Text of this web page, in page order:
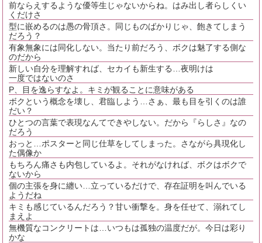
前ならえするような優等生じゃないからね。はみ出し者らしくい
くだけさ
型に嵌めるのは愚の骨頂さ。同じものばかりじゃ、飽きてしまう
だろう？
有象無象には同化しない。当たり前だろう、ボクは魅了する側な
のだから
新しい自分を理解すれば、セカイも新生する…夜明けは
一度ではないのさ
P、目を逸らすなよ。キミが観ることに意味がある
ボクという概念を壊し、君臨しよう…さぁ、最も目を引くのは誰
だい？
ひとつの言葉で表現なんてできやしない。だから『らしさ』なの
だろう
おっと…ポスターと同じ仕草をしてしまった。さながら具現化し
た偶像か
もちろん痛さも内包しているよ。それがなければ、ボクはボクで
ないから
個の主張を身に纏い…立っているだけで、存在証明を叫んでいる
ようだね
キミも感じているんだろう？甘い衝撃を。身を任せて、溺れてし
まえよ
無機質なコンクリートは…いつもは孤独の温度だが。今日は彩り
かな